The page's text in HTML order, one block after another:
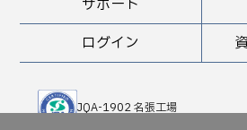
サポート
ログイン
JQA-1902 名張工場